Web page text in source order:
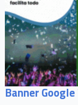
Banner